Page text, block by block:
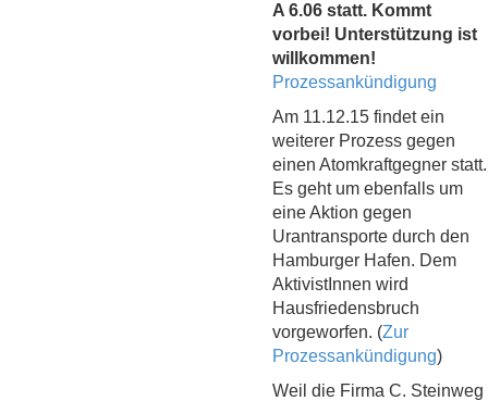
A 6.06 statt. Kommt
vorbei! Unterstützung ist
willkommen!
Prozessankündigung
Am 11.12.15 findet ein
weiterer Prozess gegen
einen Atomkraftgegner statt.
Es geht um ebenfalls um
eine Aktion gegen
Urantransporte durch den
Hamburger Hafen. Dem
AktivistInnen wird
Hausfriedensbruch
vorgeworfen. (Zur
Prozessankündigung)
Weil die Firma C. Steinweg